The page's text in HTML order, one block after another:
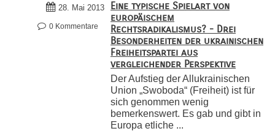
28. Mai 2013
0 Kommentare
Eine typische Spielart von
europäischem
Rechtsradikalismus? - Drei
Besonderheiten der ukrainischen
Freiheitspartei aus
vergleichender Perspektive
Der Aufstieg der Allukrainischen
Union „Swoboda“ (Freiheit) ist für
sich genommen wenig
bemerkenswert. Es gab und gibt in
Europa etliche ...